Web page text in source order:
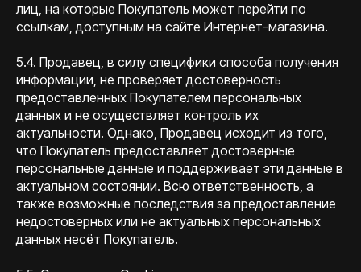
лиц, на которые Покупатель может перейти по
ссылкам, доступным на сайте Интернет-магазина.
5.4. Продавец, в силу специфики способа получения
информации, не проверяет достоверность
предоставленных Покупателем персональных
данных и не осуществляет контроль их
актуальности. Однако, Продавец исходит из того,
что Покупатель предоставляет достоверные
персональные данные и поддерживает эти данные в
актуальном состоянии. Всю ответственность, а
также возможные последствия за предоставление
недостоверных или не актуальных персональных
данных несёт Покупатель.